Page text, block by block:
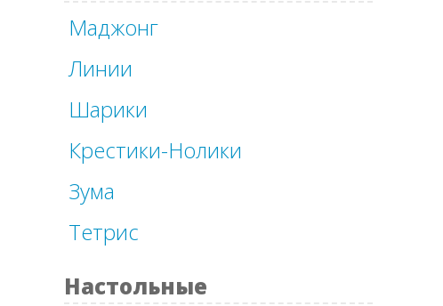
Маджонг
Линии
Шарики
Крестики-Нолики
Зума
Тетрис
Настольные